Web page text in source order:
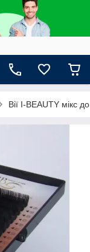
Вії I-BEAUTY мікс